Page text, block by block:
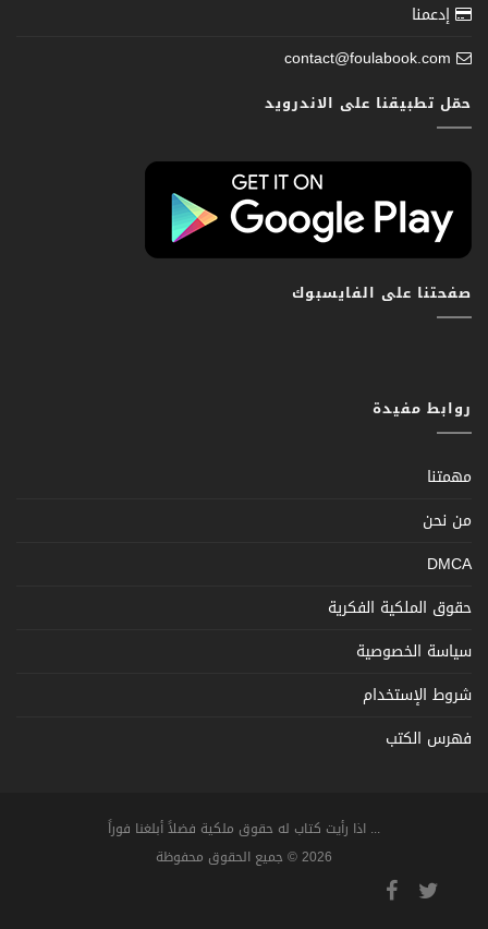
إدعمنا
contact@foulabook.com
حمّل تطبيقنا على الاندرويد
صفحتنا على الفايسبوك
روابط مفيدة
مهمتنا
من نحن
DMCA
حقوق الملكية الفكرية
سياسة الخصوصية
شروط الإستخدام
فهرس الكتب
... اذا رأيت كتاب له حقوق ملكية فضلاً أبلغنا فوراً
2026 © جميع الحقوق محفوظة